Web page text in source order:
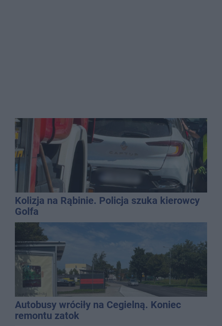
Kolizja na Rąbinie. Policja szuka kierowcy
Golfa
Autobusy wróciły na Cegielną. Koniec
remontu zatok